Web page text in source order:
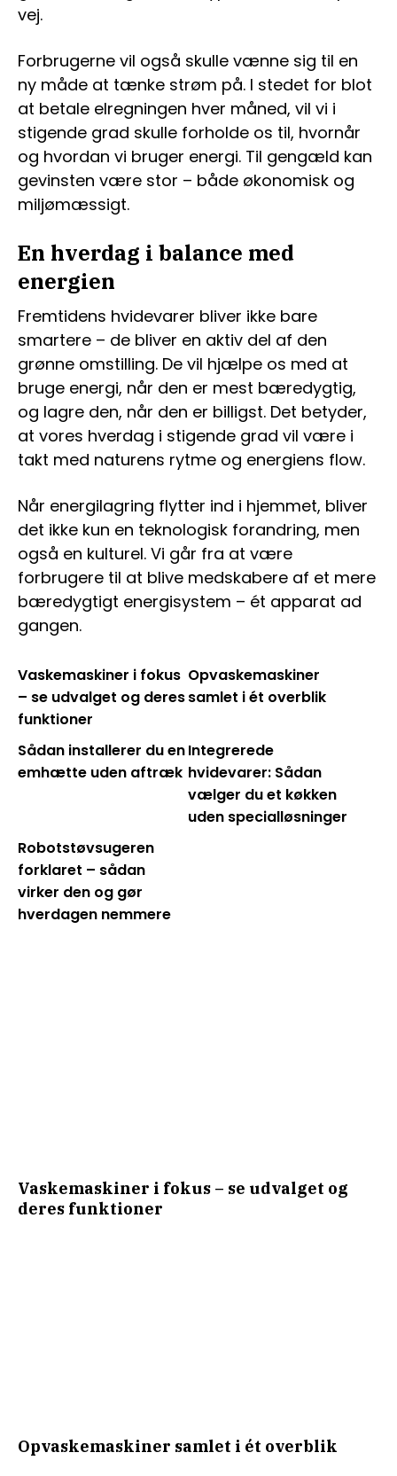
vej.
Forbrugerne vil også skulle vænne sig til en
ny måde at tænke strøm på. I stedet for blot
at betale elregningen hver måned, vil vi i
stigende grad skulle forholde os til, hvornår
og hvordan vi bruger energi. Til gengæld kan
gevinsten være stor – både økonomisk og
miljømæssigt.
En hverdag i balance med
energien
Fremtidens hvidevarer bliver ikke bare
smartere – de bliver en aktiv del af den
grønne omstilling. De vil hjælpe os med at
bruge energi, når den er mest bæredygtig,
og lagre den, når den er billigst. Det betyder,
at vores hverdag i stigende grad vil være i
takt med naturens rytme og energiens flow.
Når energilagring flytter ind i hjemmet, bliver
det ikke kun en teknologisk forandring, men
også en kulturel. Vi går fra at være
forbrugere til at blive medskabere af et mere
bæredygtigt energisystem – ét apparat ad
gangen.
Vaskemaskiner i fokus
– se udvalget og deres
funktioner
Opvaskemaskiner
samlet i ét overblik
Sådan installerer du en
emhætte uden aftræk
Integrerede
hvidevarer: Sådan
vælger du et køkken
uden specialløsninger
Robotstøvsugeren
forklaret – sådan
virker den og gør
hverdagen nemmere
Vaskemaskiner i fokus – se udvalget og
deres funktioner
Opvaskemaskiner samlet i ét overblik